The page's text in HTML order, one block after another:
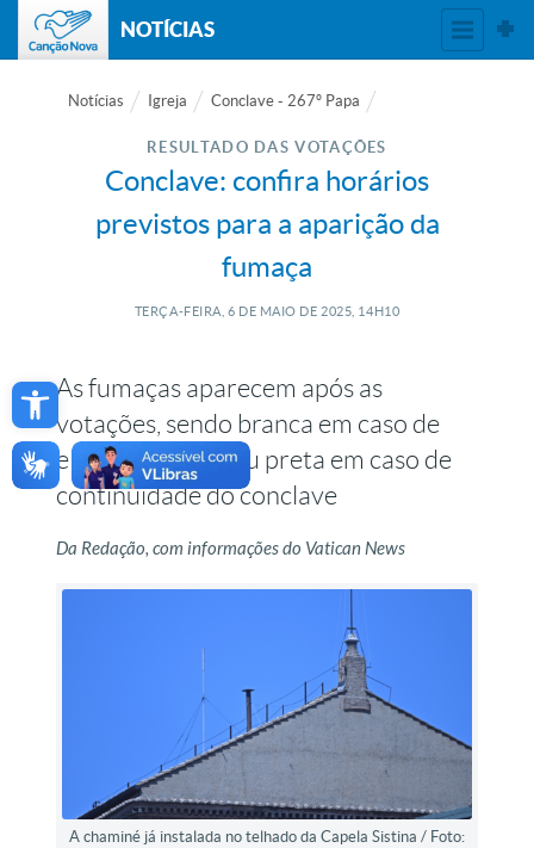
Open toolbar
NOTÍCIAS
Notícias Igreja Conclave - 267º Papa
RESULTADO DAS VOTAÇÕES
Conclave: confira horários
previstos para a aparição da
fumaça
TERÇA-FEIRA, 6 DE MAIO DE 2025, 14H10
As fumaças aparecem após as
votações, sendo branca em caso de
eleição do Papa ou preta em caso de
continuidade do conclave
Da Redação, com informações do Vatican News
A chaminé já instalada no telhado da Capela Sistina / Foto: